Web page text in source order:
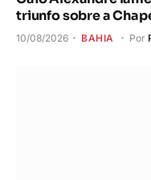
triunfo sobre a
10/08/2026 BAHIA Por